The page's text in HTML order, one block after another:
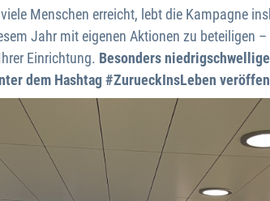
Menschen erreicht, lebt die Kampagne
Jahr mit eigenen Aktionen zu beteiligen
Einrichtung. Besonders
dem Hashtag #ZurueckInsLeben